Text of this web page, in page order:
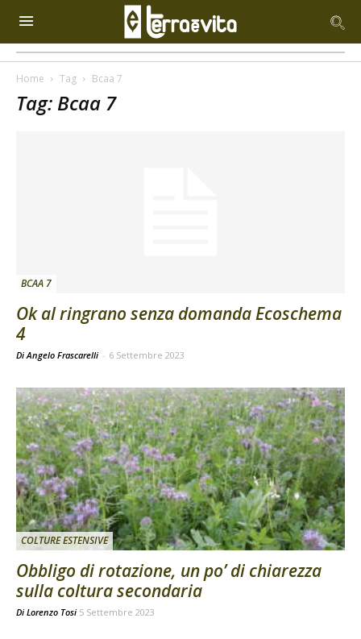
Home Tag Bcaa 7
Tag: Bcaa 7
BCAA 7
Ok al ringrano senza domanda Ecoschema
4
Di Angelo Frascarelli - 6 Settembre 2023
COLTURE ESTENSIVE
Obbligo di rotazione, un po’ di chiarezza
sulla coltura secondaria
Di Lorenzo Tosi 5 Settembre 2023